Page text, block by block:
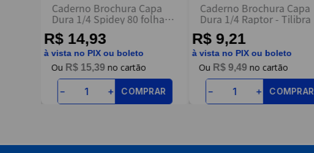
Caderno Brochura Capa
Dura 1/4 Spidey 80 folhas
Sortido - Tilibra
R$ 14,93
à vista no PIX ou boleto
R$ 15,39
＋
－ COMPRAR
Caderno Brochura Capa
Dura 1/4 Raptor - Tilibra
R$ 9,21
à vista no PIX ou boleto
R$ 9,49
＋
－ COMPRAR